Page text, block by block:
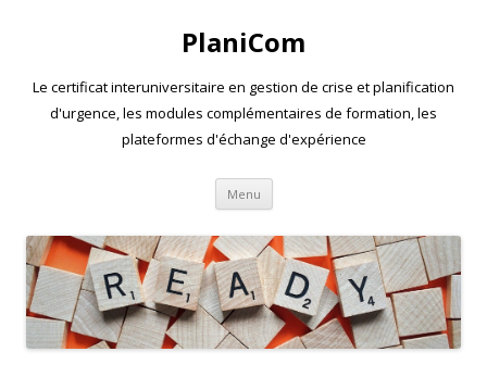
PlaniCom
Le certificat interuniversitaire en gestion de crise et planification
d'urgence, les modules complémentaires de formation, les
plateformes d'échange d'expérience
Menu Aller
contenu